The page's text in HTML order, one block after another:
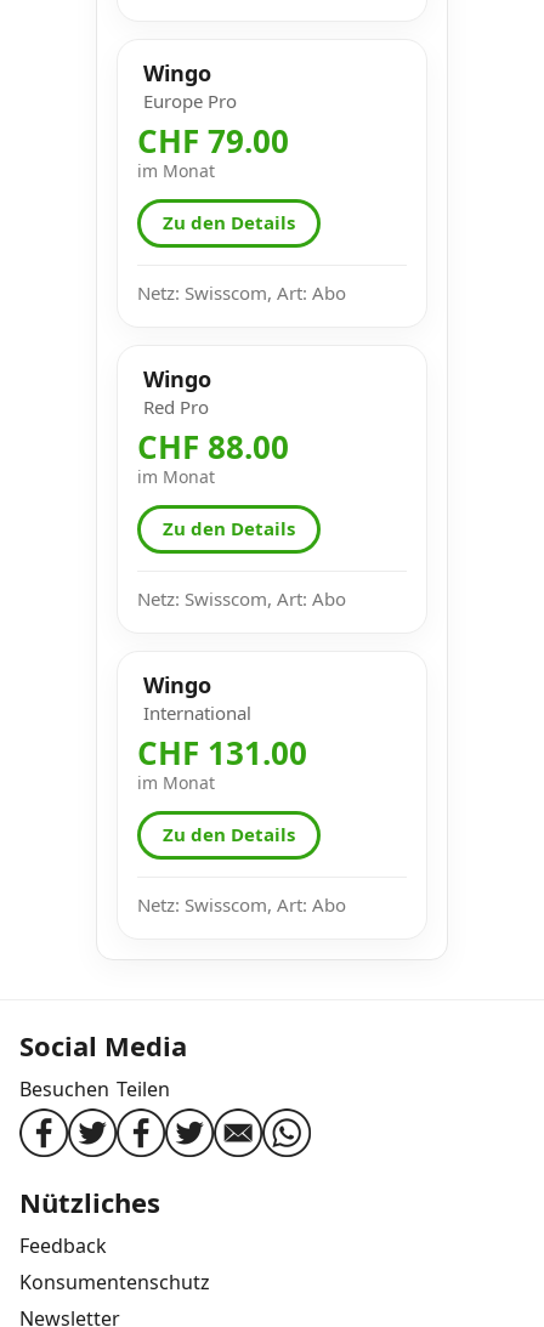
Wingo
Europe Pro
CHF 79.00
im Monat
Zu den Details
Netz: Swisscom, Art: Abo
Wingo
Red Pro
CHF 88.00
im Monat
Zu den Details
Netz: Swisscom, Art: Abo
Wingo
International
CHF 131.00
im Monat
Zu den Details
Netz: Swisscom, Art: Abo
Social Media
Besuchen Teilen
Nützliches
Feedback
Konsumentenschutz
Newsletter